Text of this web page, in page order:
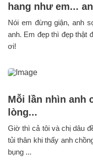
hang như em...
Nói em đừng giận, anh
anh. Em đẹp thì đẹp thật
ơi!
Mỗi lần nhìn anh
lòng...
Giờ thì cả tôi và chị dâu
tủi thân khi thấy anh
bụng ...